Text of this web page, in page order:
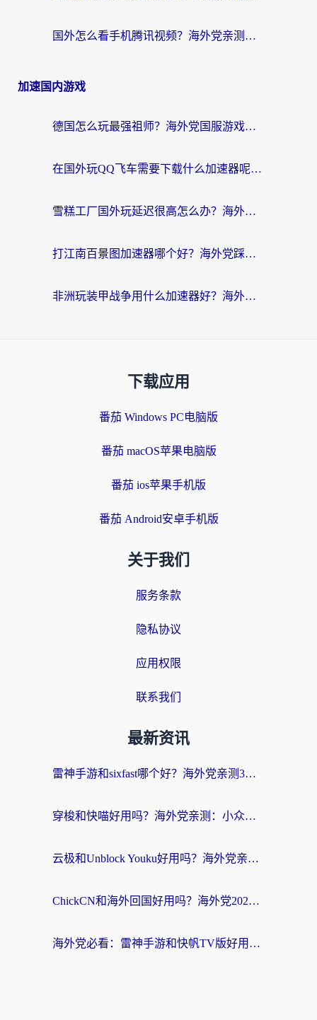
国外怎么看手机腾讯视频？海外党亲测有效的追剧加速器选择指南
加速国内游戏
德国怎么玩最强祖师？海外党国服游戏加速器选择全攻略（附宝可梦Online实测）
在国外玩QQ飞车需要下载什么加速器呢？海外党亲测有效的国服游戏加速指南
雪糕工厂国外玩延迟很高怎么办？海外玩家国服游戏加速终极攻略（附实测推荐）
打江南百景图加速器哪个好？海外党踩坑N次后，终于找到不卡的秘诀
非洲玩装甲战争用什么加速器好？海外党亲测有效的国服游戏加速方案
下载应用
番茄 Windows PC电脑版
番茄 macOS苹果电脑版
番茄 ios苹果手机版
番茄 Android安卓手机版
关于我们
服务条款
隐私协议
应用权限
联系我们
最新资讯
雷神手游和sixfast哪个好？海外党亲测3款回国加速器，教你选对不踩坑
穿梭和快喵好用吗？海外党亲测：小众加速器对比+番茄加速器深度体验
云极和Unblock Youku好用吗？海外党亲测+2026回国加速器避坑指南
ChickCN和海外回国好用吗？海外党2026亲测：从手游到影音，选对加速器的3个关键
海外党必看：雷神手游和快帆TV版好用吗？3步选对回国加速器不踩坑